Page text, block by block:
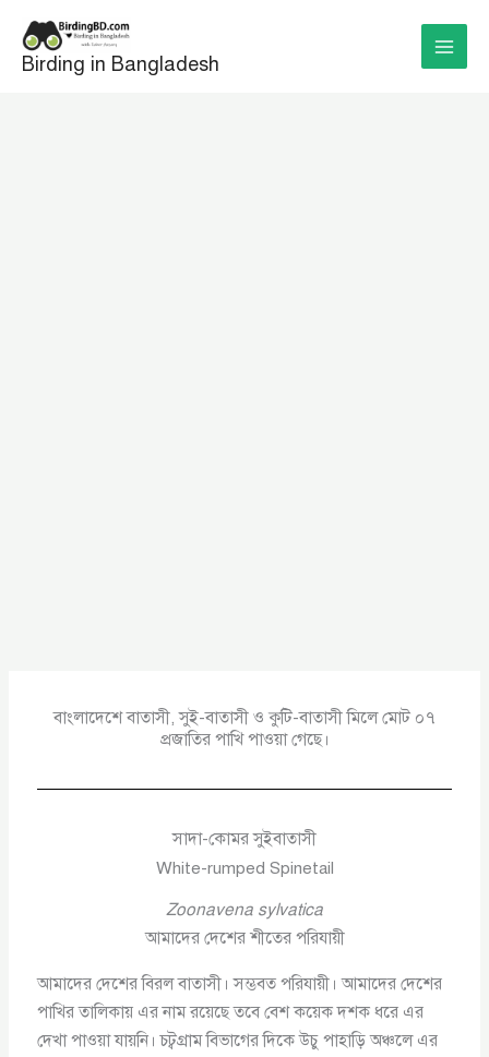
content
Birding in Bangladesh
বাংলাদেশে বাতাসী, সুই-বাতাসী ও কুটি-বাতাসী মিলে মোট ০৭
প্রজাতির পাখি পাওয়া গেছে।
সাদা-কোমর সুইবাতাসী
White-rumped Spinetail
Zoonavena sylvatica
আমাদের দেশের শীতের পরিযায়ী
আমাদের দেশের বিরল বাতাসী। সম্ভবত পরিযায়ী। আমাদের দেশের
পাখির তালিকায় এর নাম রয়েছে তবে বেশ কয়েক দশক ধরে এর
দেখা পাওয়া যায়নি। চট্বগ্রাম বিভাগের দিকে উচু পাহাড়ি অঞ্চলে এর